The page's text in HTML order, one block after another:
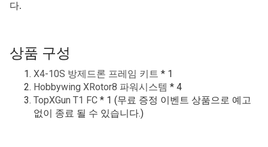
다.
상품 구성
X4-10S 방제드론 프레임 키트 * 1
Hobbywing XRotor8 파워시스템 * 4
TopXGun T1 FC * 1 (무료 증정 이벤트 상품으로 예고
없이 종료 될 수 있습니다.)